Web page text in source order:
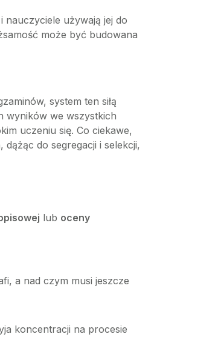
nauczyciele używają jej do
może być budowana
system ten siłą
wyników we wszystkich
uczeniu się. Co ciekawe,
do segregacji i selekcji,
lub oceny
a nad czym musi jeszcze
koncentracji na procesie